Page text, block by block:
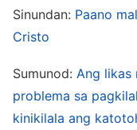
napagtatanto
Kanyang
katawang-tao
gawain.
Espiritu ng Diyos
Sinundan: Paano
Cristo
Sumunod: Ang likas
problema sa
kinikilala ang